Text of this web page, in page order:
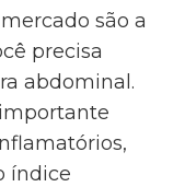
são a
precisa
abdominal.
índice